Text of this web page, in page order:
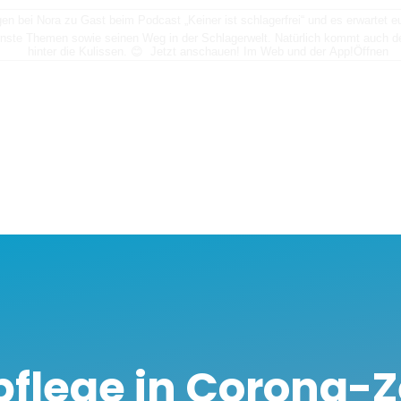
bei Nora zu Gast beim Podcast „Keiner ist schlagerfrei“ und es erwartet
Themen sowie seinen Weg in der Schlagerwelt. Natürlich kommt auch
in Corona-